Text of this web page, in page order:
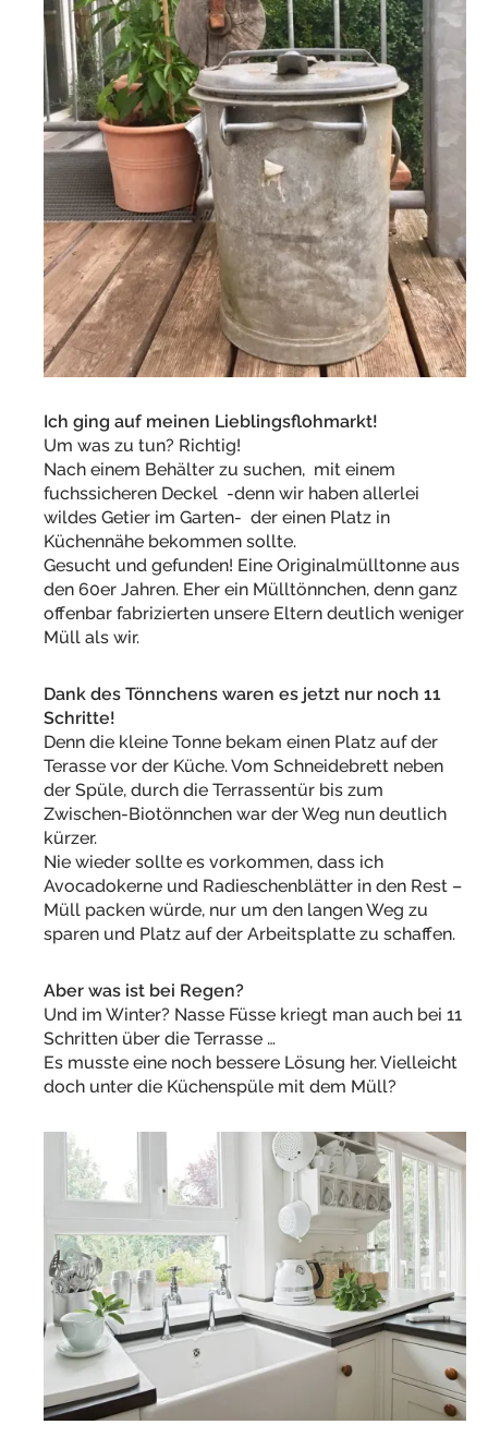
Ich ging auf meinen Lieblingsflohmarkt!
Um was zu tun? Richtig!
Nach einem Behälter zu suchen, mit einem
fuchssicheren Deckel -denn wir haben allerlei
wildes Getier im Garten- der einen Platz in
Küchennähe bekommen sollte.
Gesucht und gefunden! Eine Originalmülltonne aus
den 60er Jahren. Eher ein Mülltönnchen, denn ganz
offenbar fabrizierten unsere Eltern deutlich weniger
Müll als wir.
Dank des Tönnchens waren es jetzt nur noch 11
Schritte!
Denn die kleine Tonne bekam einen Platz auf der
Terasse vor der Küche. Vom Schneidebrett neben
der Spüle, durch die Terrassentür bis zum
Zwischen-Biotönnchen war der Weg nun deutlich
kürzer.
Nie wieder sollte es vorkommen, dass ich
Avocadokerne und Radieschenblätter in den Rest –
Müll packen würde, nur um den langen Weg zu
sparen und Platz auf der Arbeitsplatte zu schaffen.
Aber was ist bei Regen?
Und im Winter? Nasse Füsse kriegt man auch bei 11
Schritten über die Terrasse …
Es musste eine noch bessere Lösung her. Vielleicht
doch unter die Küchenspüle mit dem Müll?